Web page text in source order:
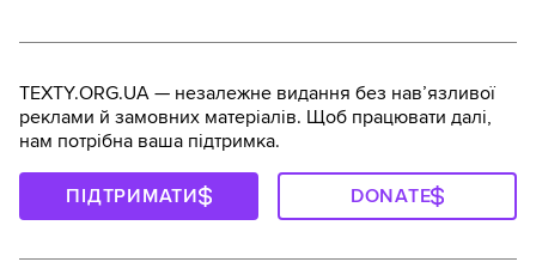
TEXTY.ORG.UA — незалежне видання без навʼязливої
реклами й замовних матеріалів. Щоб працювати далі,
нам потрібна ваша підтримка.
ПІДТРИМАТИ DONATE